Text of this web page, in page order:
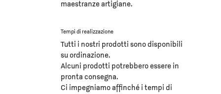
maestranze artigiane.
Tempi di realizzazione
Tutti i nostri prodotti sono disponibili
su ordinazione.
Alcuni prodotti potrebbero essere in
pronta consegna.
Ci impegniamo affinché i tempi di